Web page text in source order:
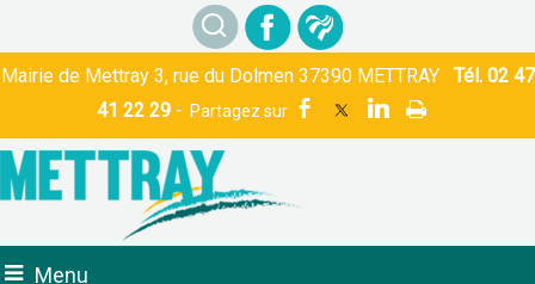
Mairie de Mettray 3, rue du Dolmen 37390 METTRAY Tél. 02 47
41 22 29-
Menu